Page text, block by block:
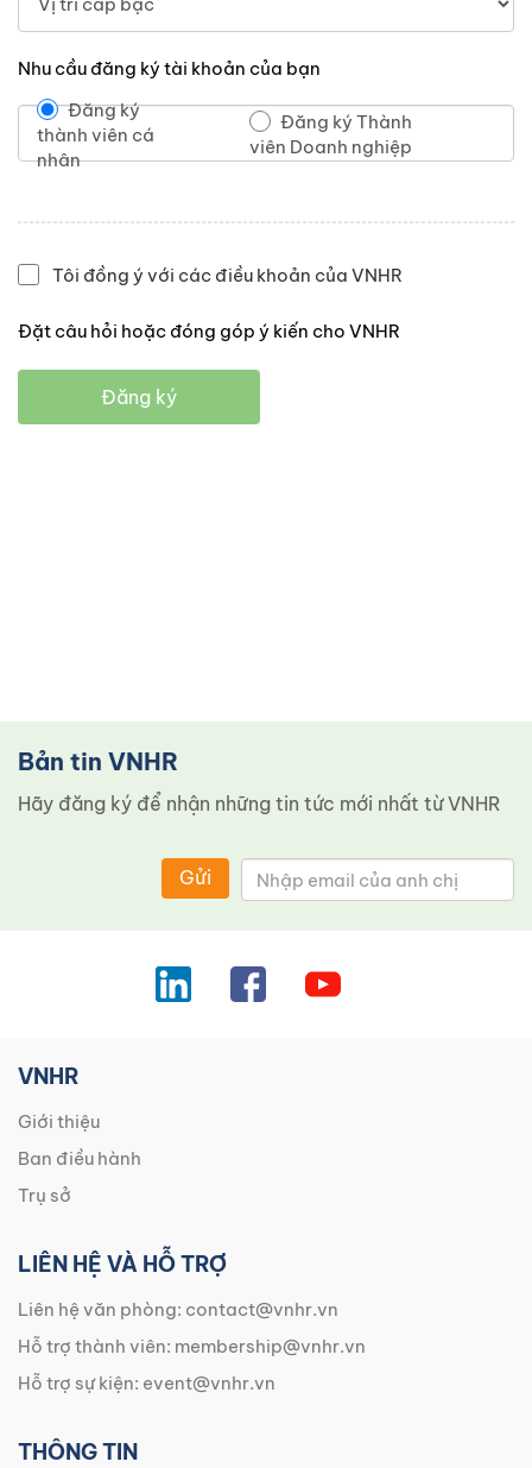
Nhu cầu đăng ký tài khoản của bạn
Đăng ký
thành viên cá
nhân
Đăng ký Thành
viên Doanh nghiệp
Tôi đồng ý với các điều khoản của VNHR
Đặt câu hỏi hoặc đóng góp ý kiến cho VNHR
Đăng ký
Bản tin VNHR
Hãy đăng ký để nhận những tin tức mới nhất từ ​​VNHR
Gửi
VNHR
Giới thiệu
Ban điều hành
Trụ sở
LIÊN HỆ VÀ HỖ TRỢ
Liên hệ văn phòng: contact@vnhr.vn
Hỗ trợ thành viên: membership@vnhr.vn
Hỗ trợ sự kiện: event@vnhr.vn
THÔNG TIN